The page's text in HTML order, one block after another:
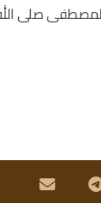
المصطفى صلى